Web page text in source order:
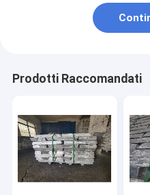
Prodotti Raccomandati